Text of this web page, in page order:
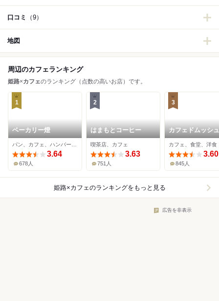
口コミ （9）
地図
周辺のカフェランキング
姫路×カフェのランキング（点数の高いお店）です。
1
ベーカリー燈
3.64
678人
2
はまもとコーヒー
喫茶店、カフェ
3.63
751人
3
カフェドムッシ
路店
カフェ、食堂、洋食
3.60
845人
姫路×カフェのランキングをもっと見る
広告を非表示